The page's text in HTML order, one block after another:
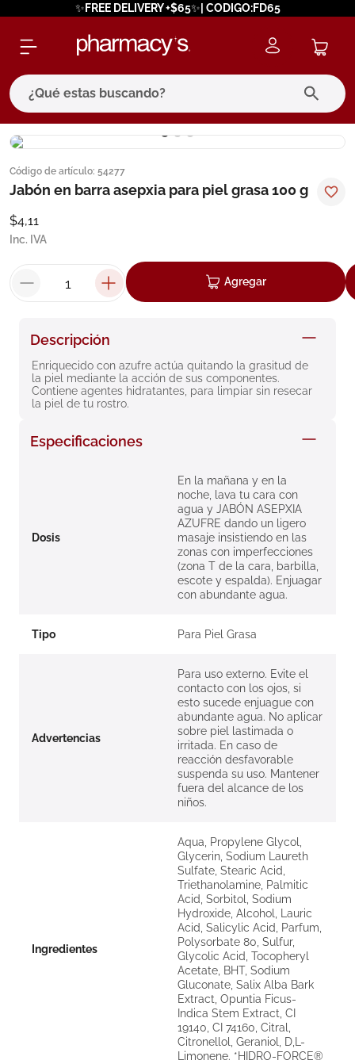
✨FREE DELIVERY +$65✨| CODIGO:FD65
¿Qué estas buscando?
Código de artículo: 54277
Jabón en barra asepxia para piel grasa 100 g
$4,11
Inc. IVA
Agregar
Descripción
Enriquecido con azufre actúa quitando la grasitud de
la piel mediante la acción de sus componentes.
Contiene agentes hidratantes, para limpiar sin resecar
la piel de tu rostro.
Especificaciones
Dosis
En la mañana y en la
noche, lava tu cara con
agua y JABÓN ASEPXIA
AZUFRE dando un ligero
masaje insistiendo en las
zonas con imperfecciones
(zona T de la cara, barbilla,
escote y espalda). Enjuagar
con abundante agua.
Tipo Para Piel Grasa
Advertencias
Para uso externo. Evite el
contacto con los ojos, si
esto sucede enjuague con
abundante agua. No aplicar
sobre piel lastimada o
irritada. En caso de
reacción desfavorable
suspenda su uso. Mantener
fuera del alcance de los
niños.
Ingredientes
Aqua, Propylene Glycol,
Glycerin, Sodium Laureth
Sulfate, Stearic Acid,
Triethanolamine, Palmitic
Acid, Sorbitol, Sodium
Hydroxide, Alcohol, Lauric
Acid, Salicylic Acid, Parfum,
Polysorbate 80, Sulfur,
Glycolic Acid, Tocopheryl
Acetate, BHT, Sodium
Gluconate, Salix Alba Bark
Extract, Opuntia Ficus-
Indica Stem Extract, CI
19140, CI 74160, Citral,
Citronellol, Geraniol, D,L-
Limonene. *HIDRO-FORCE®
términos más buscados
1. eucerin
cerave
7. isdin
8. roche posay
9. nivea